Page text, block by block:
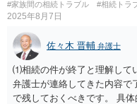
#家族間の相続トラブル #相続トラ
2025年8月7日
佐々木 晋輔 弁護士
⑴相続の件が終了と理解して
弁護士が連絡してきた内容で
で残しておくべきです。 具